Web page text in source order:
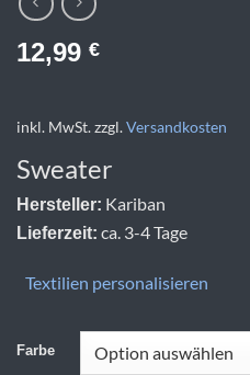
12,99 €
inkl. MwSt.zzgl.Versandkosten
Sweater
Hersteller: Kariban
Lieferzeit: ca. 3-4 Tage
Textilien personalisieren
Farbe